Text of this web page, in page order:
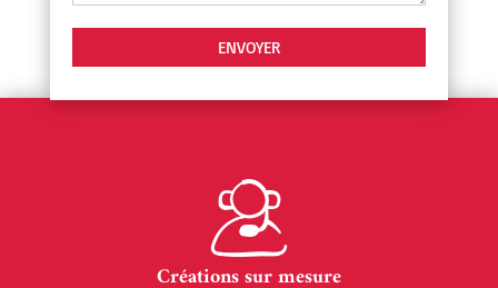
Créations sur mesure